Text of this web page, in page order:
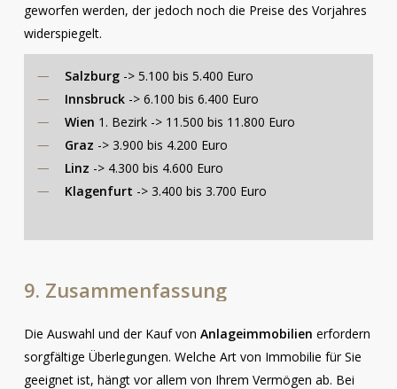
geworfen werden, der jedoch noch die Preise des Vorjahres
widerspiegelt.
Salzburg-> 5.100 bis 5.400 Euro
Innsbruck-> 6.100 bis 6.400 Euro
Wien 1. Bezirk -> 11.500 bis 11.800 Euro
Graz -> 3.900 bis 4.200 Euro
Linz -> 4.300 bis 4.600 Euro
Klagenfurt -> 3.400 bis 3.700 Euro
9. Zusammenfassung
Die Auswahl und der Kauf von Anlageimmobilien erfordern
sorgfältige Überlegungen. Welche Art von Immobilie für Sie
geeignet ist, hängt vor allem von Ihrem Vermögen ab. Bei